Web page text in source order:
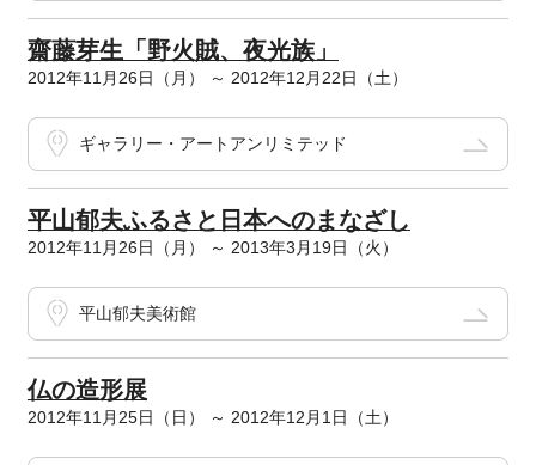
齋藤芽生「野火賊、夜光族」
2012年11月26日（月） ～ 2012年12月22日（土）
ギャラリー・アートアンリミテッド
平山郁夫ふるさと日本へのまなざし
2012年11月26日（月） ～ 2013年3月19日（火）
平山郁夫美術館
仏の造形展
2012年11月25日（日） ～ 2012年12月1日（土）